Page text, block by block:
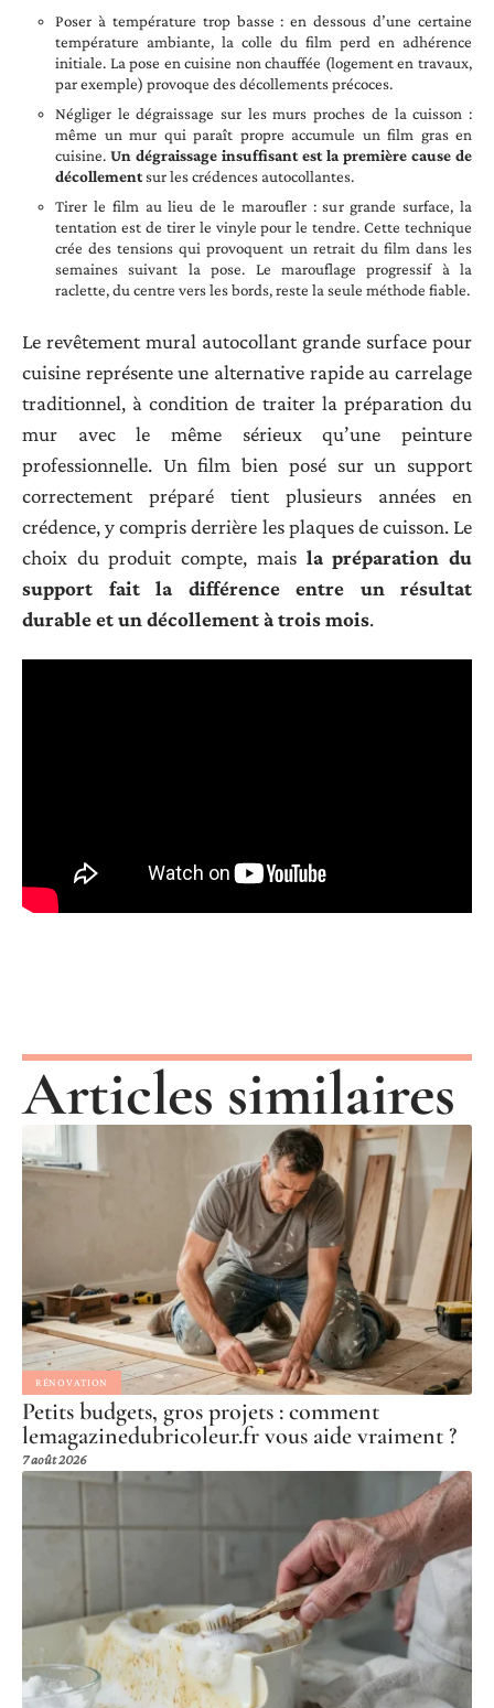
Poser à température trop basse : en dessous d’une certaine
température ambiante, la colle du film perd en adhérence
initiale. La pose en cuisine non chauffée (logement en travaux,
par exemple) provoque des décollements précoces.
Négliger le dégraissage sur les murs proches de la cuisson :
même un mur qui paraît propre accumule un film gras en
cuisine. Un dégraissage insuffisant est la première cause de
décollementsur les crédences autocollantes.
Tirer le film au lieu de le maroufler : sur grande surface, la
tentation est de tirer le vinyle pour le tendre. Cette technique
crée des tensions qui provoquent un retrait du film dans les
semaines suivant la pose. Le marouflage progressif à la
raclette, du centre vers les bords, reste la seule méthode fiable.
Le revêtement mural autocollant grande surface pour
cuisine représente une alternative rapide au carrelage
traditionnel, à condition de traiter la préparation du
mur avec le même sérieux qu’une peinture
professionnelle. Un film bien posé sur un support
correctement préparé tient plusieurs années en
crédence, y compris derrière les plaques de cuisson. Le
choix du produit compte, mais la préparation du
support fait la différence entre un résultat
durable et un décollement à trois mois.
Articles similaires
RÉNOVATION
Petits budgets, gros projets : comment
lemagazinedubricoleur.fr vous aide vraiment ?
7 août 2026